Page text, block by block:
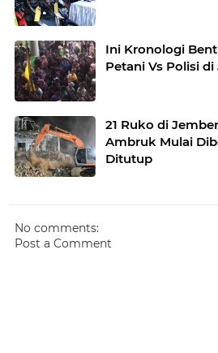
Ini Kronologi
Petani Vs Polisi
21 Ruko di
Ambruk Mulai
Ditutup
No comments:
Post a Comment